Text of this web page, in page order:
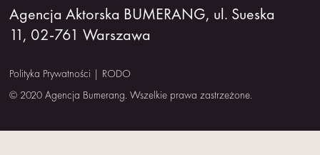
NAS
Agencja Aktorska BUMERANG, ul. Sueska
11, 02-761 Warszawa
Polityka Prywatności | RODO
© 2020 Agencja Bumerang. Wszelkie prawa zastrzeżone.